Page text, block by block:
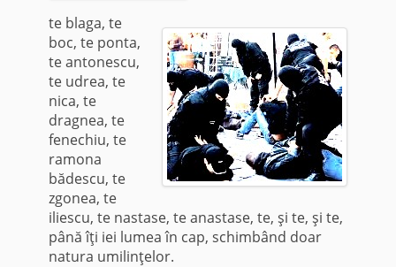
te blaga, te
boc, te ponta,
te antonescu,
te udrea, te
nica, te
dragnea, te
fenechiu, te
ramona
bădescu, te
zgonea, te
iliescu, te nastase, te anastase, te, şi te, şi te,
până îţi iei lumea în cap, schimbând doar
natura umilinţelor.